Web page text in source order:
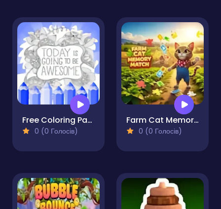
Free Coloring Pages Animals
0 (0 Голосів)
Farm Cat Memory Match
0 (0 Голосів)